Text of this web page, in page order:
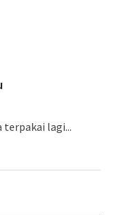
terpakai lagi...